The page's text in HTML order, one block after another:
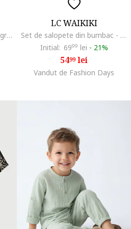
Set de 2 salopete cu model grafic, Albastru pastel/Bej
LC WAIKIKI
Set de salopete din bumbac - 2 piese, Alb/Portocaliu mandarina/Verde turcoaz
Initial: 6999 lei - 21%
5499lei
Vandut de Fashion Days